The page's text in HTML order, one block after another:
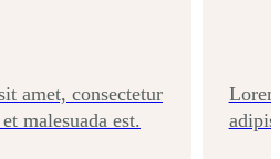
amet, consectetur
malesuada est.